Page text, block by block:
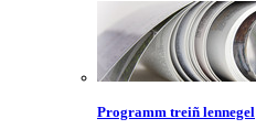
Programm treiñ lennegel